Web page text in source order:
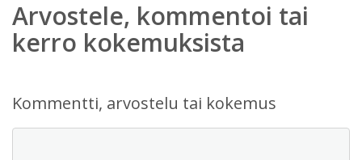
Arvostele, kommentoi tai
kerro kokemuksista
Kommentti, arvostelu tai kokemus